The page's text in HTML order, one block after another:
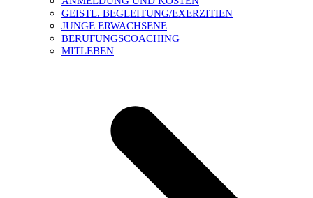
GEISTL. BEGLEITUNG/EXERZITIEN
JUNGE ERWACHSENE
BERUFUNGSCOACHING
MITLEBEN